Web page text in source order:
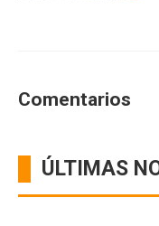
Comentarios
ÚLTIMAS